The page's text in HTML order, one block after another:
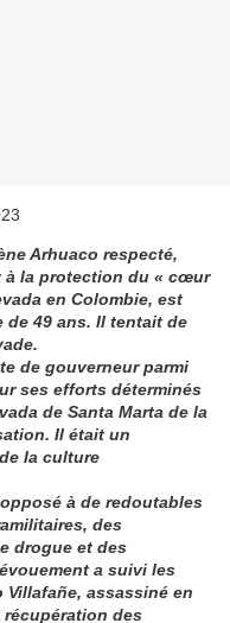
Arhuaco respecté,
à la protection du « cœur
en Colombie, est
de 49 ans. Il tentait de
de gouverneur parmi
ses efforts déterminés
de Santa Marta de la
Il était un
la culture
à de redoutables
des
drogue et des
a suivi les
Villafañe, assassiné en
des